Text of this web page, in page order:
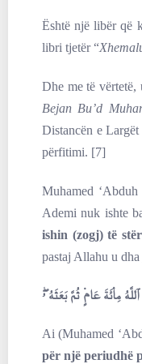
Është një libër që
libri tjetër “
Dhe me të vërtetë,
Bejan Bu’d
Distancën e
përfitimi. [7]
Muhamed
Ademi nuk ishte
ishin (zogj) të
pastaj Allahu u
مِاْئَةَ عَامٍ۬ ثُمَّ بَعَثَهُ ۥ‌ۖ
Ai (Muhamed
për një periudhë